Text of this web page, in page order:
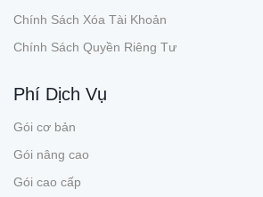
Chính Sách Xóa Tài Khoản
Chính Sách Quyền Riêng Tư
Phí Dịch Vụ
Gói cơ bản
Gói nâng cao
Gói cao cấp